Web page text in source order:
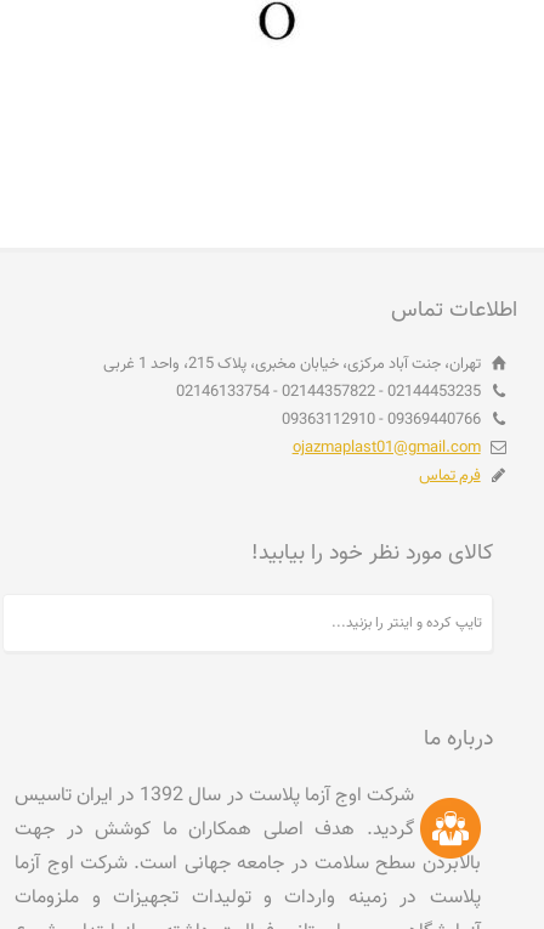
اطلاعات تماس
تهران، جنت آباد مرکزی، خیابان مخبری، پلاک 215، واحد 1 غربی
02144453235 - 02144357822 - 02146133754
09369440766 - 09363112910
ojazmaplast01@gmail.com
فرم تماس
کالای مورد نظر خود را بیابید!
درباره ما
شرکت اوج آزما پلاست در سال 1392 در ایران تاسیس
گردید. هدف اصلی همکاران ما کوشش در جهت
بالابردن سطح سلامت در جامعه جهانی است. شرکت اوج آزما
پلاست در زمینه واردات و تولیدات تجهیزات و ملزومات